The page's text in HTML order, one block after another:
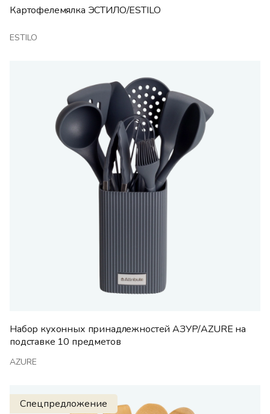
Картофелемялка ЭСТИЛО/ESTILO
ESTILO
Набор кухонных принадлежностей АЗУР/AZURE на
подставке 10 предметов
AZURE
Спецпредложение